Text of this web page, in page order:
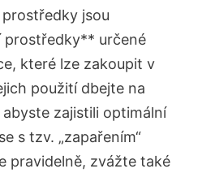
jsou
prostředky** určené
které lze zakoupit v
použití dbejte na
zajistili optimální
s tzv. „zapařením“
pravidelně, zvážte také